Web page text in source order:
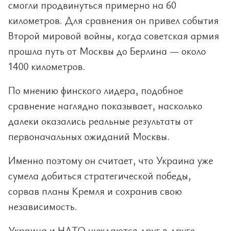
смогли продвинуться примерно на 60
километров. Для сравнения он привел события
Второй мировой войны, когда советская армия
прошла путь от Москвы до Берлина — около
1400 километров.
По мнению финского лидера, подобное
сравнение наглядно показывает, насколько
далеки оказались реальные результаты от
первоначальных ожиданий Москвы.
Именно поэтому он считает, что Украина уже
сумела добиться стратегической победы,
сорвав планы Кремля и сохранив свою
независимость.